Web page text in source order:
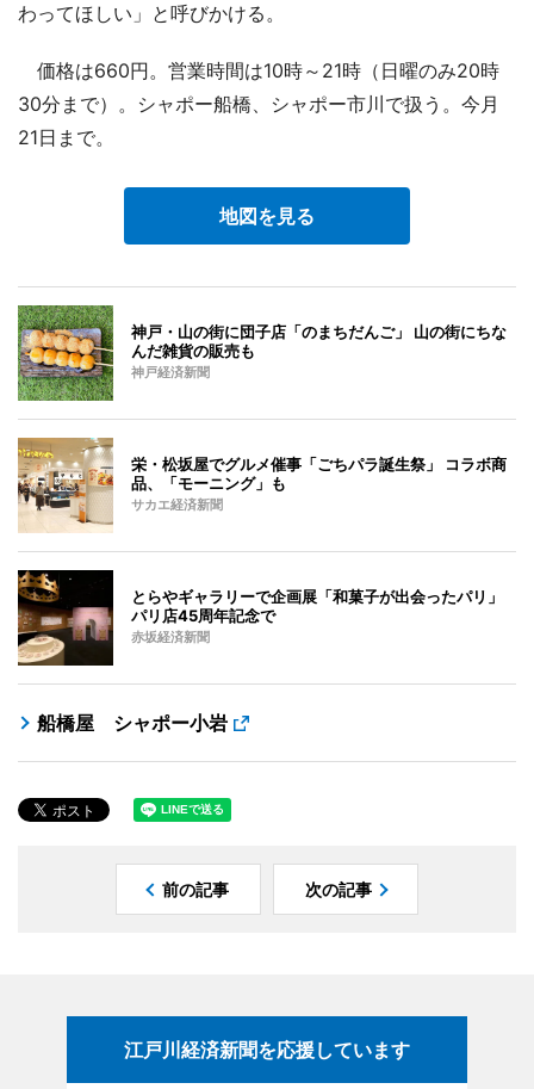
わってほしい」と呼びかける。
価格は660円。営業時間は10時～21時（日曜のみ20時
30分まで）。シャポー船橋、シャポー市川で扱う。今月
21日まで。
地図を見る
神戸・山の街に団子店「のまちだんご」 山の街にちな
んだ雑貨の販売も
神戸経済新聞
栄・松坂屋でグルメ催事「ごちパラ誕生祭」 コラボ商
品、「モーニング」も
サカエ経済新聞
とらやギャラリーで企画展「和菓子が出会ったパリ」
パリ店45周年記念で
赤坂経済新聞
船橋屋 シャポー小岩
前の記事 次の記事
江戸川経済新聞を応援しています